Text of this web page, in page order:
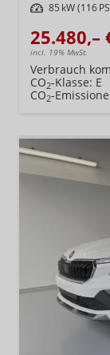
Leistung 85 kW (116
25.480,–
incl. 19% MwSt.
Verbrauch
CO2-Klasse: E
CO2-